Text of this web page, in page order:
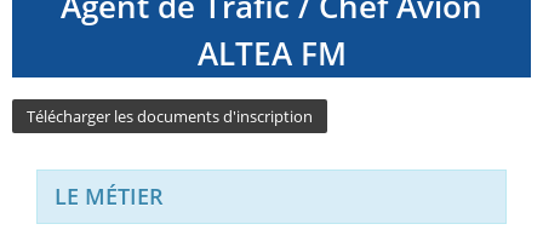
ALTEA FM
Télécharger les documents d'inscription
LE MÉTIER